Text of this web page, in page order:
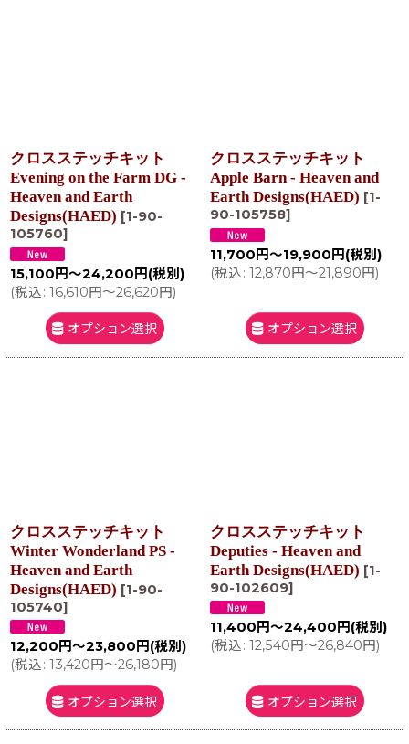
クロスステッチキット
Evening on the Farm DG -
Heaven and Earth
Designs(HAED) [1-90-
105760]
15,100 円～24,200 円 (税別)
(税込: 16,610円～26,620円)
オプション選択
クロスステッチキット
Apple Barn - Heaven and
Earth Designs(HAED) [1-
90-105758]
11,700 円～19,900 円 (税別)
(税込: 12,870円～21,890円)
オプション選択
クロスステッチキット
Winter Wonderland PS -
Heaven and Earth
Designs(HAED) [1-90-
105740]
12,200 円～23,800 円 (税別)
(税込: 13,420円～26,180円)
オプション選択
クロスステッチキット
Deputies - Heaven and
Earth Designs(HAED) [1-
90-102609]
11,400 円～24,400 円 (税別)
(税込: 12,540円～26,840円)
オプション選択